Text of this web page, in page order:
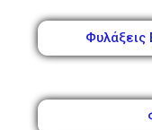
Φυλάξεις